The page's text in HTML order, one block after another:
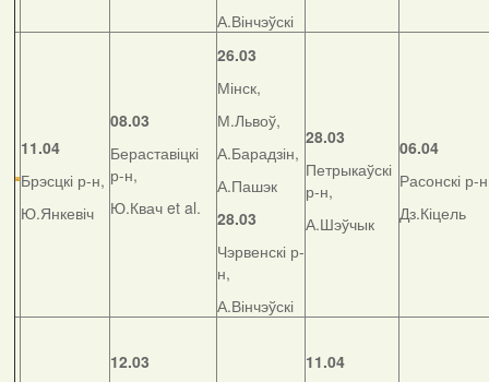
А.Вінчэўскі
11.04
Брэсцкі р-н,
Ю.Янкевіч
08.03
Бераставіцкі
р-н,
Ю.Квач et al.
26.03
Мінск,
М.Львоў,
А.Барадзін,
А.Пашэк
28.03
Чэрвенскі р-
н,
А.Вінчэўскі
28.03
Петрыкаўскі
р-н,
А.Шэўчык
06.04
Расонскі р-
Дз.Кіцель
12.03
11.04